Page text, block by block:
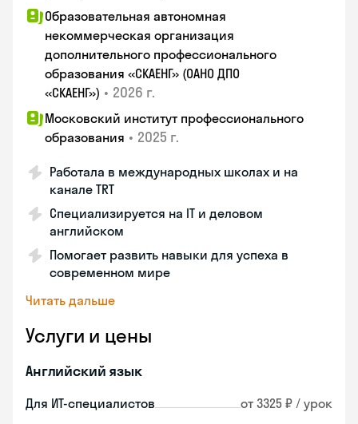
Образовательная автономная
некоммерческая организация
дополнительного профессионального
образования «СКАЕНГ» (ОАНО ДПО
«СКАЕНГ») • 2026 г.
Московский институт профессионального
образования • 2025 г.
Работала в международных школах и на
канале TRT
Специализируется на IT и деловом
английском
Помогает развить навыки для успеха в
современном мире
Читать дальше
Услуги и цены
Английский язык
Для ИТ-специалистов от 3325 ₽ / урок